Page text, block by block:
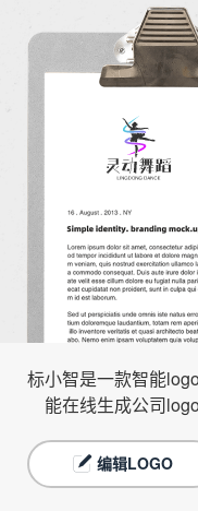
标小智是一款智能
能在线生成公司
编辑LOGO